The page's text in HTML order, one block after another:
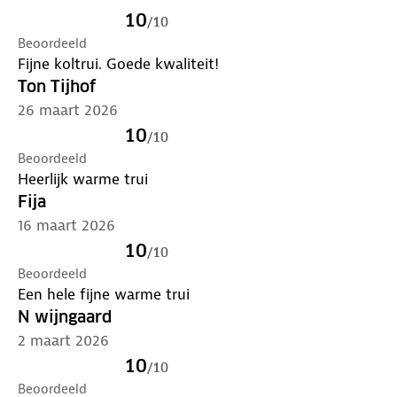
10/10
Beoordeeld
Fijne koltrui. Goede kwaliteit!
Ton Tijhof
26 maart 2026
10/10
Beoordeeld
Heerlijk warme trui
Fija
16 maart 2026
10/10
Beoordeeld
Een hele fijne warme trui
N wijngaard
2 maart 2026
10/10
Beoordeeld